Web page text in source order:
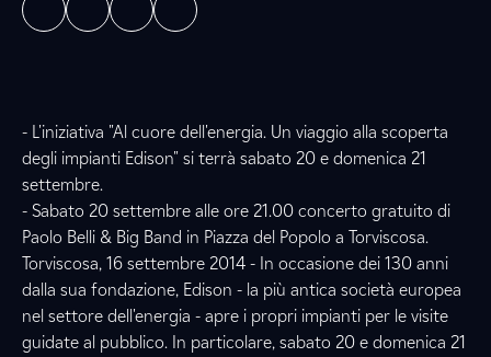
- L'iniziativa "Al cuore dell'energia. Un viaggio alla scoperta
degli impianti Edison" si terrà sabato 20 e domenica 21
settembre.
- Sabato 20 settembre alle ore 21.00 concerto gratuito di
Paolo Belli & Big Band in Piazza del Popolo a Torviscosa.
Torviscosa, 16 settembre 2014 - In occasione dei 130 anni
dalla sua fondazione, Edison - la più antica società europea
nel settore dell'energia - apre i propri impianti per le visite
guidate al pubblico. In particolare, sabato 20 e domenica 21